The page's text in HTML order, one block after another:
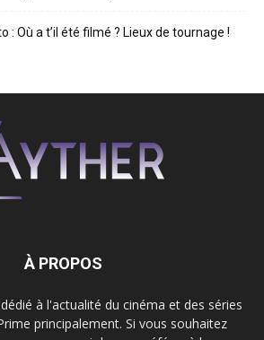
: Où a t’il été filmé ? Lieux de tournage !
À PROPOS
à l'actualité du cinéma et des séries
principalement. Si vous souhaitez